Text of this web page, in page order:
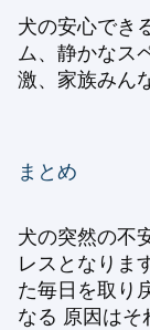
犬の安心でき
ム、静かなス
激、家族みん
まとめ
犬の突然の不
レスとなりま
た毎日を取り
なる 原因はそ